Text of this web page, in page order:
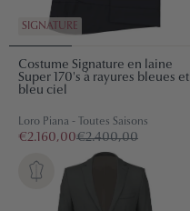
SIGNATURE
Costume Signature en laine
Super 170's à rayures bleues et
bleu ciel
Loro Piana - Toutes Saisons
€2.160,00€2.400,00